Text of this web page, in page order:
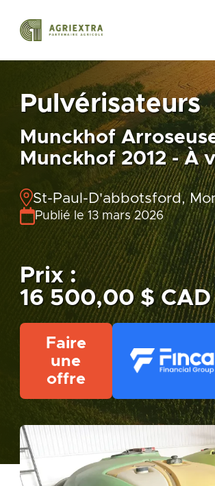
Pulvérisateurs
Munckhof
Munckhof 2012 - À
St-Paul-D'abbotsford,
Publié le 13 mars 2026
Prix :
16 500,00 $ CAD
Faire
une
offre